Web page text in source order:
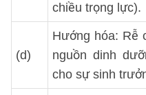
chiều trọng lực).
(d)
Hướng hóa: Rễ
nguồn dinh
cho sự sinh